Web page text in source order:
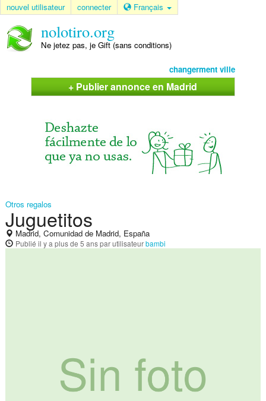
nouvel utilisateur connecter Français
nolotiro.org
Ne jetez pas, je Gift (sans conditions)
changerment ville
+ Publier annonce en Madrid
Otros regalos
Juguetitos
Madrid, Comunidad de Madrid, España
Publié il y a plus de 5 anspar utilisateurbambi